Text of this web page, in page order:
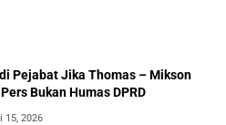
Pejabat Jika Thomas – Mikson
Bukan Humas DPRD
15, 2026